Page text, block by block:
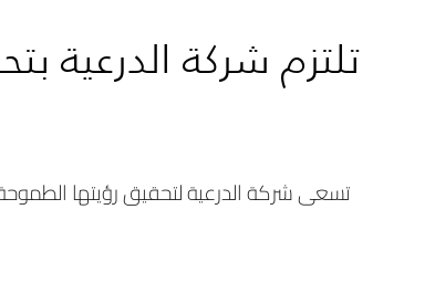
تلتزم شركة الدرعية
تسعى شركة الدرعية لتحقيق رؤيتها